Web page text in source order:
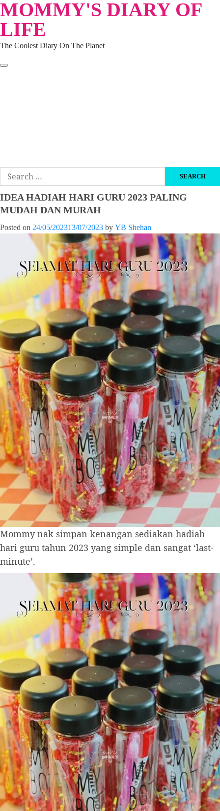
Skip
to
content
MOMMY'S DIARY OF
LIFE
The Coolest Diary On The Planet
Search
for:
IDEA HADIAH HARI GURU 2023 PALING
MUDAH DAN MURAH
Posted on 24/05/202313/07/2023 by YB Shehan
Mommy nak simpan kenangan sediakan hadiah
hari guru tahun 2023 yang simple dan sangat ‘last-
minute’.